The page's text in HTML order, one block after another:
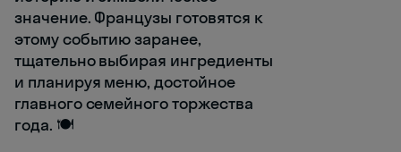
значение. Французы готовятся к
этому событию заранее,
тщательно выбирая ингредиенты
и планируя меню, достойное
главного семейного торжества
года. 🍽️